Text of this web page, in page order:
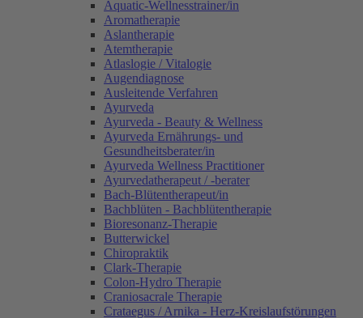
Aquatic-Wellnesstrainer/in
Aromatherapie
Aslantherapie
Atemtherapie
Atlaslogie / Vitalogie
Augendiagnose
Ausleitende Verfahren
Ayurveda
Ayurveda - Beauty & Wellness
Ayurveda Ernährungs- und
Gesundheitsberater/in
Ayurveda Wellness Practitioner
Ayurvedatherapeut / -berater
Bach-Blütentherapeut/in
Bachblüten - Bachblütentherapie
Bioresonanz-Therapie
Butterwickel
Chiropraktik
Clark-Therapie
Colon-Hydro Therapie
Craniosacrale Therapie
Crataegus / Arnika - Herz-Kreislaufstörungen